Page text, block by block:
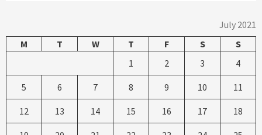
July 2021
M
T W T F S
S
1
2 3 4
5 6 7 8 9 10 11
12 13 14 15 16 17 18